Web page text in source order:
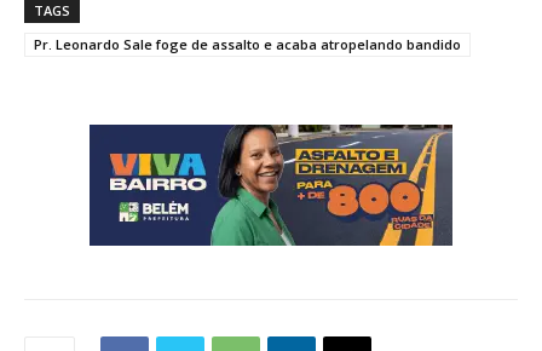
TAGS
Pr. Leonardo Sale foge de assalto e acaba atropelando bandido